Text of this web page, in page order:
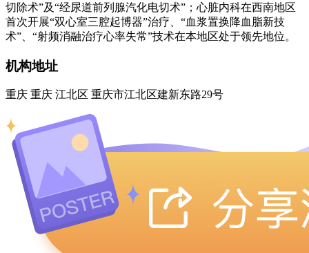
切除术”及“经尿道前列腺汽化电切术”；心脏内科在西南地区
首次开展“双心室三腔起博器”治疗、“血浆置换降血脂新技
术”、“射频消融治疗心率失常”技术在本地区处于领先地位。
机构地址
重庆 重庆 江北区 重庆市江北区建新东路29号